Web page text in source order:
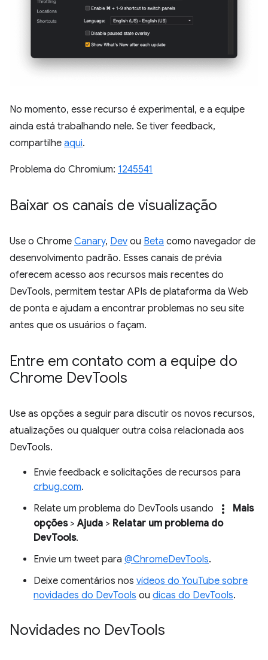
No momento, esse recurso é experimental, e a equipe
ainda está trabalhando nele. Se tiver feedback,
compartilhe aqui.
Problema do Chromium: 1245541
Baixar os canais de visualização
Use o Chrome Canary, Dev ou Beta como navegador de
desenvolvimento padrão. Esses canais de prévia
oferecem acesso aos recursos mais recentes do
DevTools, permitem testar APIs de plataforma da Web
de ponta e ajudam a encontrar problemas no seu site
antes que os usuários o façam.
Entre em contato com a equipe do
Chrome DevTools
Use as opções a seguir para discutir os novos recursos,
atualizações ou qualquer outra coisa relacionada aos
DevTools.
Envie feedback e solicitações de recursos para
crbug.com.
Relate um problema do DevTools usando
more_vert
Mais
opções>Ajuda > Relatar um problema do
DevTools.
Envie um tweet para @ChromeDevTools.
Deixe comentários nos vídeos do YouTube sobre
novidades do DevTools ou dicas do DevTools.
Novidades no DevTools